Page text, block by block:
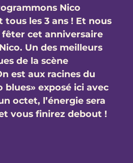
Nico
tous les 3 ans ! Et nous
fêter cet anniversaire
Un des meilleurs
de la scène
est aux racines du
blues» exposé ici avec
octet, l’énergie sera
vous finirez debout !